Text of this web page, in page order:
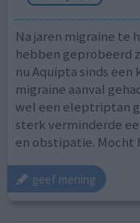
Na jaren migraine te
hebben geprobeerd
nu Aquipta sinds een
migraine aanval
wel een eleptriptan
sterk verminderde
en obstipatie. Mocht
geef mening